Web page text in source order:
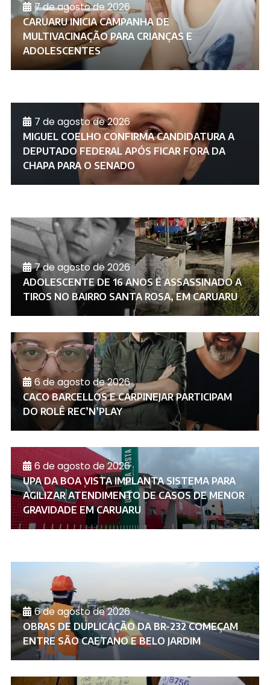
7 de agosto de 2026
CARUARU INICIA CAMPANHA DE
MULTIVACINAÇÃO PARA CRIANÇAS E
ADOLESCENTES
7 de agosto de 2026
MIGUEL COELHO CONFIRMA CANDIDATURA A
DEPUTADO FEDERAL APÓS FICAR FORA DA
CHAPA PARA O SENADO
7 de agosto de 2026
ADOLESCENTE DE 16 ANOS É ASSASSINADO A
TIROS NO BAIRRO SANTA ROSA, EM CARUARU
6 de agosto de 2026
CACO BARCELLOS E CARPINEJAR PARTICIPAM
DO ROLÊ REC’N’PLAY
6 de agosto de 2026
UPA DA BOA VISTA IMPLANTA SISTEMA PARA
AGILIZAR ATENDIMENTO DE CASOS DE MENOR
GRAVIDADE EM CARUARU
6 de agosto de 2026
OBRAS DE DUPLICAÇÃO DA BR-232 COMEÇAM
ENTRE SÃO CAETANO E BELO JARDIM